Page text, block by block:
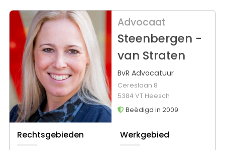
Advocaat
Steenbergen -
van Straten
BvR Advocatuur
Cereslaan 8
5384 VT Heesch
Beëdigd in 2009
Rechtsgebieden Werkgebied